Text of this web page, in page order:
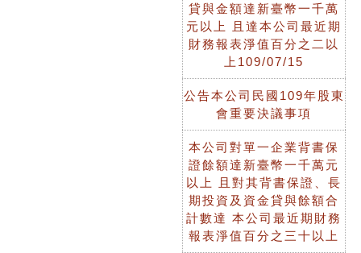
貸與金額達新臺幣一千萬
元以上 且達本公司最近期
財務報表淨值百分之二以
上109/07/15
公告本公司民國109年股東
會重要決議事項
本公司對單一企業背書保
證餘額達新臺幣一千萬元
以上 且對其背書保證、長
期投資及資金貸與餘額合
計數達 本公司最近期財務
報表淨值百分之三十以上